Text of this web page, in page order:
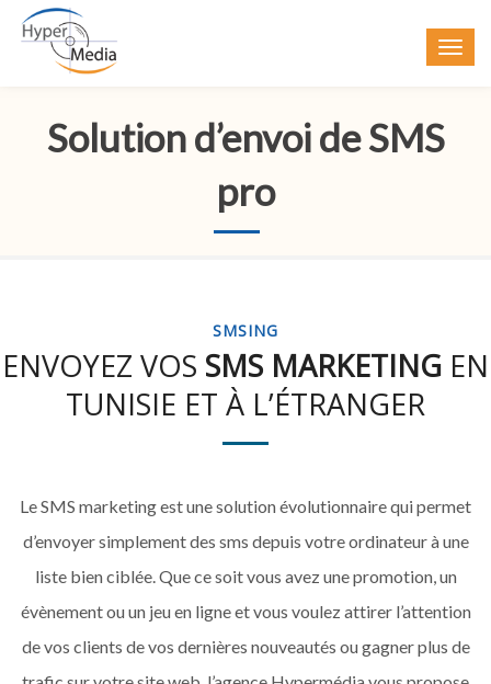
Solution d’envoi de SMS
pro
SMSING
ENVOYEZ VOS SMS MARKETING EN
TUNISIE ET À L’ÉTRANGER
Le SMS marketing est une solution évolutionnaire qui permet
d’envoyer simplement des sms depuis votre ordinateur à une
liste bien ciblée. Que ce soit vous avez une promotion, un
évènement ou un jeu en ligne et vous voulez attirer l’attention
de vos clients de vos dernières nouveautés ou gagner plus de